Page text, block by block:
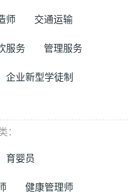
师 交通运输
服务 管理服务
企业新型学徒制
：
育婴员
健康管理师